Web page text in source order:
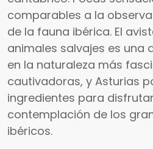
comparables a la
de la fauna ibérica. El
animales salvajes es una
en la naturaleza más
cautivadoras, y Asturias
ingredientes para
contemplación de los
ibéricos.